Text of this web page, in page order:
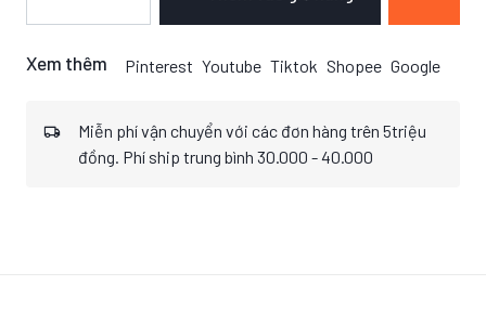
Xem thêm Pinterest Youtube Tiktok Shopee Google
Miễn phí vận chuyển với các đơn hàng trên 5triệu
đồng. Phí ship trung bình 30.000 - 40.000